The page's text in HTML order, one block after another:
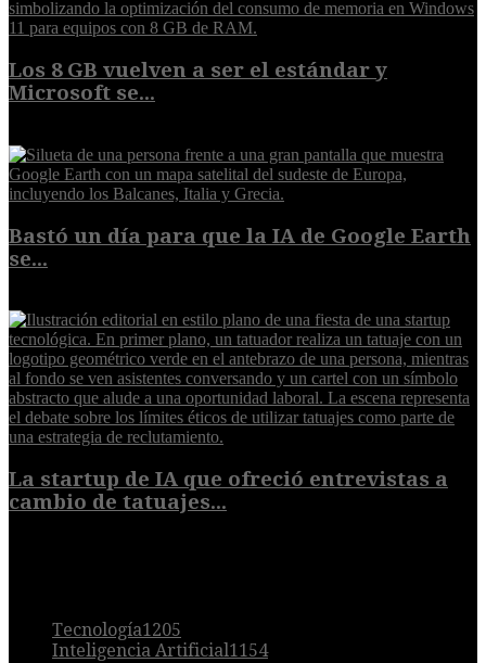
Los 8 GB vuelven a ser el estándar y
Microsoft se...
Bastó un día para que la IA de Google Earth
se...
La startup de IA que ofreció entrevistas a
cambio de tatuajes...
Tecnología1205
Inteligencia Artificial1154